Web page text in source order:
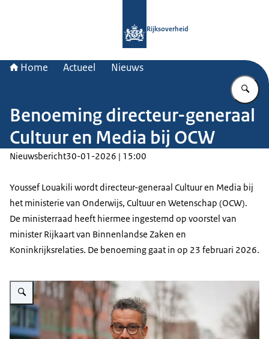
Rijksoverheid
Home Actueel Nieuws
Benoeming directeur-generaal
Cultuur en Media bij OCW
Nieuwsbericht30-01-2026 | 15:00
Youssef Louakili wordt directeur-generaal Cultuur en Media bij
het ministerie van Onderwijs, Cultuur en Wetenschap (OCW).
De ministerraad heeft hiermee ingestemd op voorstel van
minister Rijkaart van Binnenlandse Zaken en
Koninkrijksrelaties. De benoeming gaat in op 23 februari 2026.
Vergroot afbeelding Youssef Louakili